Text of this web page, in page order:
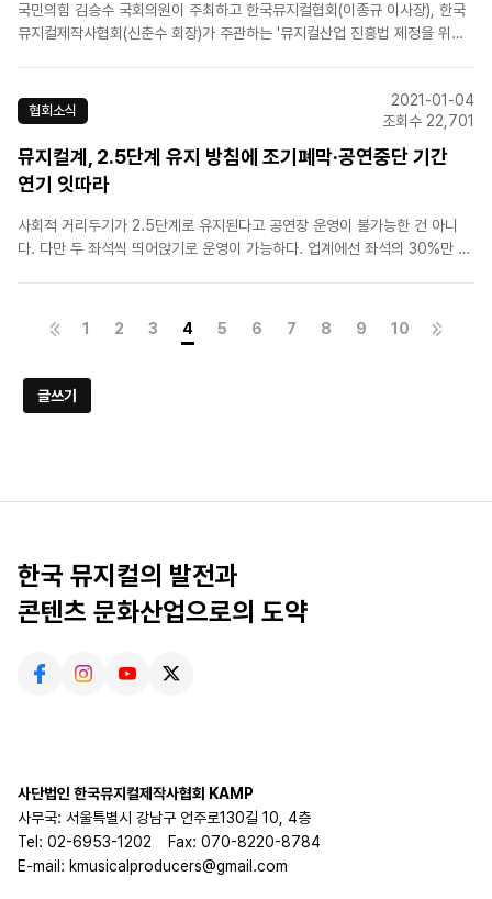
국민의힘 김승수 국회의원이 주최하고 한국뮤지컬협회(이종규 이사장), 한국
뮤지컬제작사협회(신춘수 회장)가 주관하는 '뮤지컬산업 진흥법 제정을 위한
명시된 이후 뮤지컬산업 진흥법 제정을 위해 업계의 입장을 전하..
협회소식
2021-01-04
조회수 22,701
뮤지컬계, 2.5단계 유지 방침에 조기폐막·공연중단 기간
연기 잇따라
사회적 거리두기가 2.5단계로 유지된다고 공연장 운영이 불가능한 건 아니
다. 다만 두 좌석씩 띄어앉기로 운영이 가능하다. 업계에선 좌석의 30%만 운
1 2 3 4 5 6 7 8 9 10
글쓰기
한국 뮤지컬의 발전과
콘텐츠 문화산업으로의 도약
사단법인 한국뮤지컬제작사협회 KAMP
사무국: 서울특별시 강남구 언주로130길 10, 4층
Tel: 02-6953-1202
Fax: 070-8220-8784
E-mail: kmusicalproducers@gmail.com